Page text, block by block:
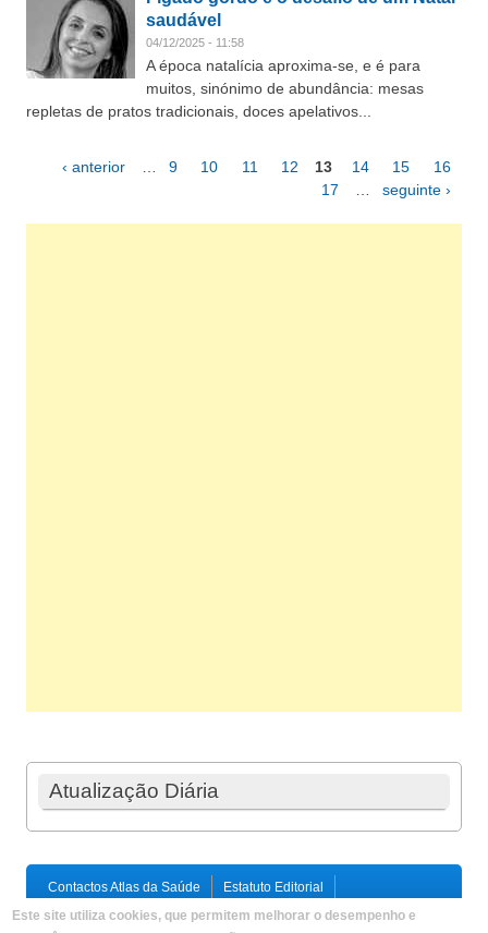
saudável
04/12/2025 - 11:58
A época natalícia aproxima-se, e é para
muitos, sinónimo de abundância: mesas
repletas de pratos tradicionais, doces apelativos...
Páginas
‹ anterior 9 10 11 12 13 14 15
16
17
seguinte ›
Atualização Diária
Contactos Atlas da Saúde
Estatuto Editorial
Ficha Técnica
Este site utiliza cookies, que permitem melhorar o desempenho e